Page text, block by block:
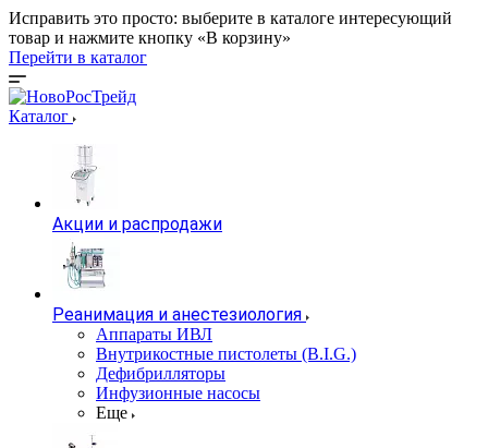
Исправить это просто: выберите в каталоге интересующий
товар и нажмите кнопку «В корзину»
Перейти в каталог
Каталог
Акции и распродажи
Реанимация и анестезиология
Аппараты ИВЛ
Внутрикостные пистолеты (B.I.G.)
Дефибрилляторы
Инфузионные насосы
Еще